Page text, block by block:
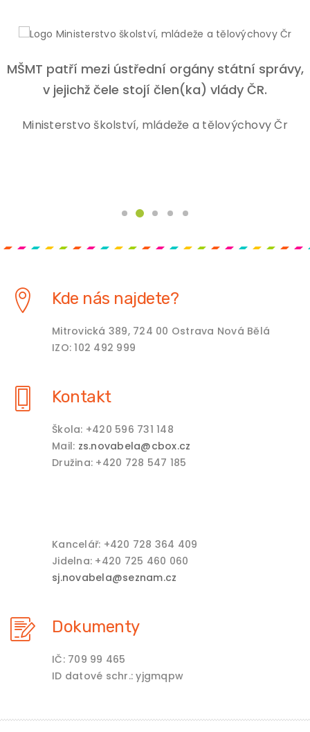
MŠMT patří mezi ústřední orgány státní správy,
v jejichž čele stojí člen(ka) vlády ČR.
Ministerstvo školství, mládeže a tělovýchovy Čr
Kde nás najdete?
Mitrovická 389, 724 00 Ostrava Nová Bělá
IZO: 102 492 999
Kontakt
Škola: +420 596 731 148
Mail: zs.novabela@cbox.cz
Družina: +420 728 547 185
Kancelář: +420 728 364 409
Jidelna: +420 725 460 060
sj.novabela@seznam.cz
Dokumenty
IČ: 709 99 465
ID datové schr.: yjgmqpw